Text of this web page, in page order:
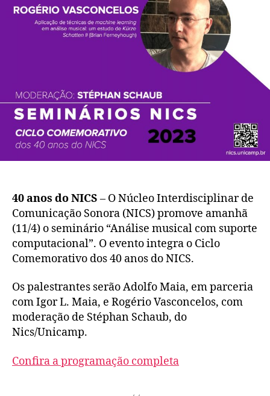
40 anos do NICS – O Núcleo Interdisciplinar de
Comunicação Sonora (NICS) promove amanhã
(11/4) o seminário “Análise musical com suporte
computacional”. O evento integra o Ciclo
Comemorativo dos 40 anos do NICS.
Os palestrantes serão Adolfo Maia, em parceria
com Igor L. Maia, e Rogério Vasconcelos, com
moderação de Stéphan Schaub, do
Nics/Unicamp.
Confira a programação completa​